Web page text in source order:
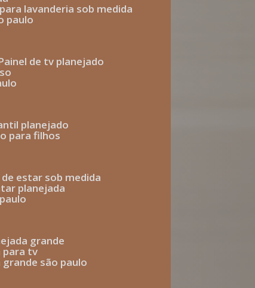
para lavanderia sob medida
paulo
painel de tv planejado
planejado
para filhos
de estar sob medida
planejada
grande
para tv
grande são paulo